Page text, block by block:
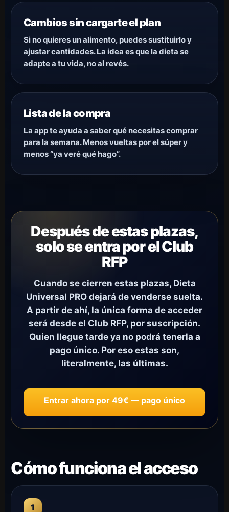
Cambios sin cargarte el plan
Si no quieres un alimento, puedes sustituirlo y
ajustar cantidades. La idea es que la dieta se
adapte a tu vida, no al revés.
Lista de la compra
La app te ayuda a saber qué necesitas comprar
para la semana. Menos vueltas por el súper y
menos “ya veré qué hago”.
Después de estas plazas,
solo se entra por el Club
RFP
Cuando se cierren estas plazas, Dieta
Universal PRO dejará de venderse suelta.
A partir de ahí, la única forma de acceder
será desde el Club RFP, por suscripción.
Quien llegue tarde ya no podrá tenerla a
pago único. Por eso estas son,
literalmente, las últimas.
Entrar ahora por 49€ — pago único
Cómo funciona el acceso